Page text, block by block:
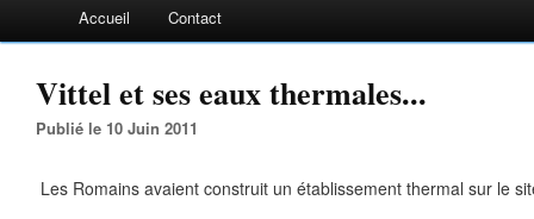
Accueil Contact
Vittel et ses eaux thermales...
Publié le 10 Juin 2011
Les Romains avaient construit un établissement thermal sur le